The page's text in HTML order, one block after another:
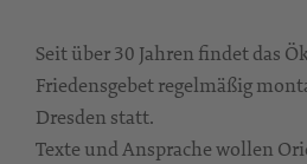
Seit über 30 Jahren findet das
Friedensgebet regelmäßig
Dresden statt.
Texte und Ansprache wollen